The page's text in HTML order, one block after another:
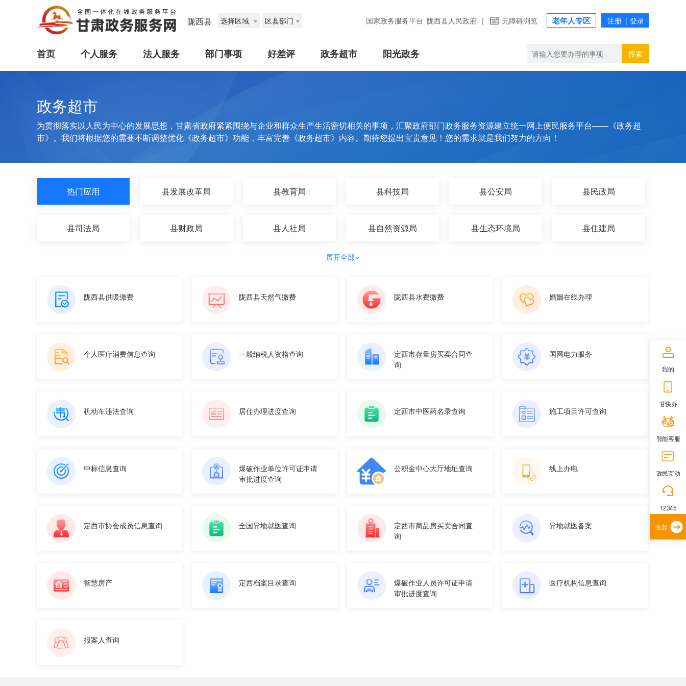
陇西县 选择区域 区县部门 国家政务服务平台 陇西县人民政府 | 无障碍浏览 老年人专区
首页 个人服务 法人服务 部门事项 好差评 政务超市 阳光政务 搜索
政务超市
为贯彻落实以人民为中心的发展思想，甘肃省政府紧紧围绕与企业和群众生产生活密切相关的事项，汇聚政府部门政务服务资源建立统一网上便民服务平台——《政务超
市》。我们将根据您的需要不断调整优化《政务超市》功能，丰富完善《政务超市》内容。期待您提出宝贵意见！您的需求就是我们努力的方向！
热门应用 县发展改革局 县教育局 县科技局 县公安局 县民政局
县司法局 县财政局 县人社局 县自然资源局 县生态环境局 县住建局
展开全部
陇西县供暖缴费 陇西县天然气缴费 陇西县水费缴费 婚姻在线办理
个人医疗消费信息查询 一般纳税人资格查询
定西市存量房买卖合同查
询
国网电力服务
机动车违法查询 居住办理进度查询 定西市中医药名录查询 施工项目许可查询
中标信息查询
爆破作业单位许可证申请
审批进度查询
公积金中心大厅地址查询 线上办电
定西市协会成员信息查询 全国异地就医查询
定西市商品房买卖合同查
询
异地就医备案
智慧房产 定西档案目录查询
爆破作业人员许可证申请
审批进度查询
医疗机构信息查询
报案人查询
我的
甘快办
智能客服
政民互动
12345
收起